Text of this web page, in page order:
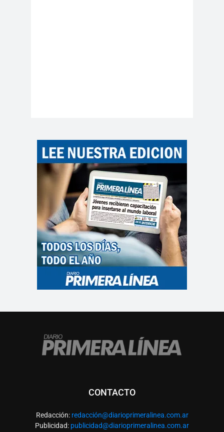
CONTACTO
Redacción: redacción@diarioprimeralinea.com.ar
Publicidad: publicidad@diarioprimeralinea.com.ar